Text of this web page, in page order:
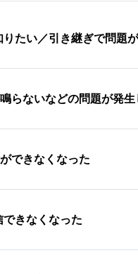
たい／引き継ぎで問題
らないなどの問題が発
できなくなった
きなくなった